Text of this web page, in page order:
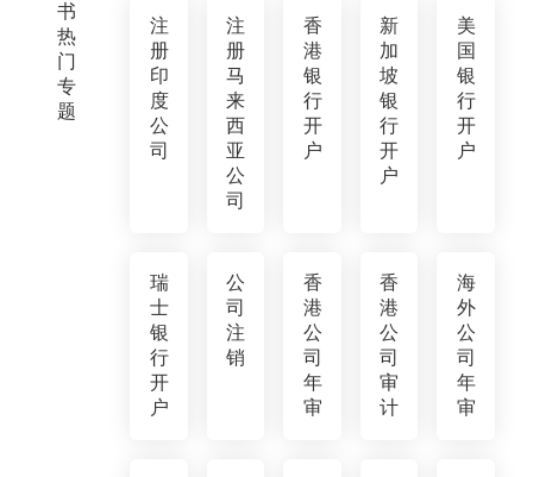
书
热
门
专
题
注
册
印
度
公
司
注
册
马
来
西
亚
公
司
香
港
银
行
开
户
新
加
坡
银
行
开
户
美
国
银
行
开
户
瑞
士
银
行
开
户
公
司
注
销
香
港
公
司
年
审
香
港
公
司
审
计
海
外
公
司
年
审